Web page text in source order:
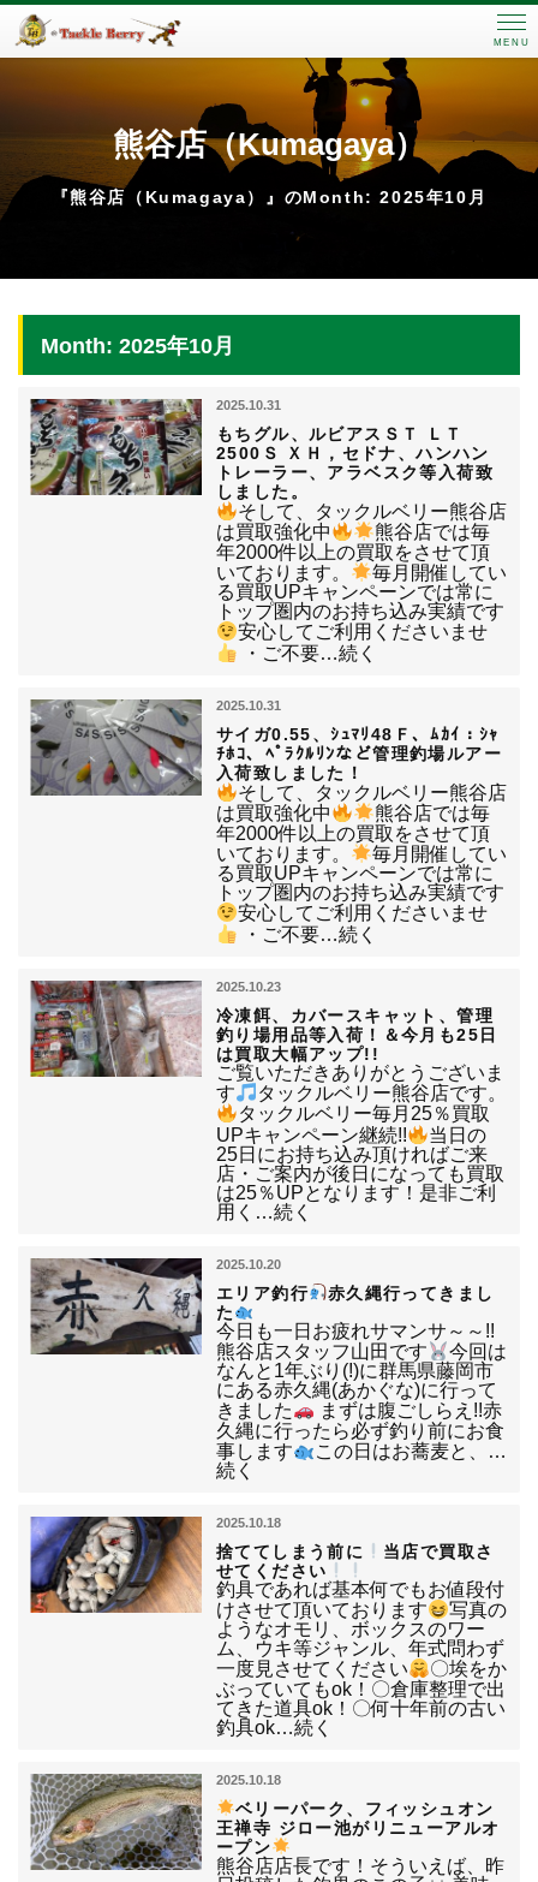
MENU
熊谷店（Kumagaya）
『熊谷店（Kumagaya）』のMonth: 2025年10月
Month: 2025年10月
2025.10.31
もちグル、ルビアスＳＴ ＬＴ
2500Ｓ ＸＨ，セドナ、ハンハン
トレーラー、アラベスク等入荷致
しました。
そして、タックルベリー熊谷店
は買取強化中
熊谷店では毎
年2000件以上の買取をさせて頂
いております。
毎月開催してい
る買取UPキャンペーンでは常に
トップ圏内のお持ち込み実績です
安心してご利用くださいませ
・ご不要…続く
2025.10.31
サイガ0.55、ｼｭﾏﾘ48Ｆ、ﾑｶｲ：ｼｬ
ﾁﾎｺ、ﾍﾟﾗｸﾙﾘﾝなど管理釣場ルアー
入荷致しました！
そして、タックルベリー熊谷店
は買取強化中
熊谷店では毎
年2000件以上の買取をさせて頂
いております。
毎月開催してい
る買取UPキャンペーンでは常に
トップ圏内のお持ち込み実績です
安心してご利用くださいませ
・ご不要…続く
2025.10.23
冷凍餌、カバースキャット、管理
釣り場用品等入荷！＆今月も25日
は買取大幅アップ!!
ご覧いただきありがとうございま
す
タックルベリー熊谷店です。
タックルベリー毎月25％買取
UPキャンペーン継続!!
当日の
25日にお持ち込み頂ければご来
店・ご案内が後日になっても買取
は25％UPとなります！是非ご利
用く…続く
2025.10.20
エリア釣行
赤久縄行ってきまし
た
今日も一日お疲れサマンサ～～!!
熊谷店スタッフ山田です
今回は
なんと1年ぶり(!)に群馬県藤岡市
にある赤久縄(あかぐな)に行って
きました
まずは腹ごしらえ!!赤
久縄に行ったら必ず釣り前にお食
事します
この日はお蕎麦と、…
続く
2025.10.18
捨ててしまう前に
当店で買取さ
せてください
釣具であれば基本何でもお値段付
けさせて頂いております
写真の
ようなオモリ、ボックスのワー
ム、ウキ等ジャンル、年式問わず
一度見させてください
〇埃をか
ぶっていてもok！〇倉庫整理で出
てきた道具ok！〇何十年前の古い
釣具ok…続く
2025.10.18
ベリーパーク、フィッシュオン
王禅寺 ジロー池がリニューアルオ
ープン
熊谷店店長です！そういえば、昨